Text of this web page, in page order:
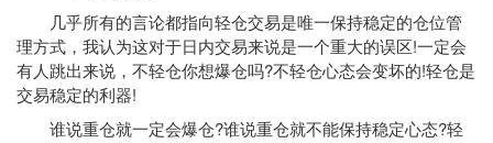
几乎所有的言论都指向轻仓交易是唯一保持稳定的仓位管
理方式，我认为这对于日内交易来说是一个重大的误区!一定会
有人跳出来说，不轻仓你想爆仓吗?不轻仓心态会变坏的!轻仓是
交易稳定的利器!
谁说重仓就一定会爆仓?谁说重仓就不能保持稳定心态?轻